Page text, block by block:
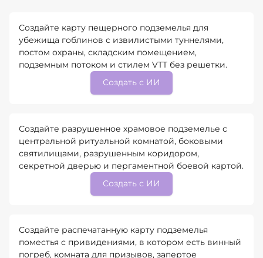
Создайте карту пещерного подземелья для
убежища гоблинов с извилистыми туннелями,
постом охраны, складским помещением,
подземным потоком и стилем VTT без решетки.
Создать с ИИ
Создайте разрушенное храмовое подземелье с
центральной ритуальной комнатой, боковыми
святилищами, разрушенным коридором,
секретной дверью и пергаментной боевой картой.
Создать с ИИ
Создайте распечатанную карту подземелья
поместья с привидениями, в котором есть винный
погреб, комната для призывов, запертое